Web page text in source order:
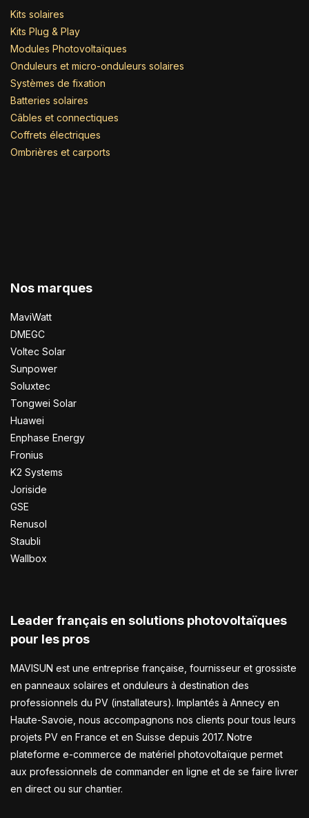
Kits solaires
Kits Plug & Play
Modules Photovoltaïques
Onduleurs et micro-onduleurs solaires
Systèmes de fixation
Batteries solaires
Câbles et connectiques
Coffrets électriques
Ombrières et carports
Nos marques
MaviWatt
DMEGC
Voltec Solar
Sunpower
Soluxtec
Tongwei Solar
Huawei
Enphase Energy
Fronius
K2 Systems
Joriside
GSE
Renusol
Staubli
Wallbox
Leader français en solutions photovoltaïques
pour les pros
MAVISUN est une entreprise française, fournisseur et grossiste
en panneaux solaires et onduleurs à destination des
professionnels du PV (installateurs). Implantés à Annecy en
Haute-Savoie, nous accompagnons nos clients pour tous leurs
projets PV en France et en Suisse depuis 2017. Notre
plateforme e-commerce de matériel photovoltaïque permet
aux professionnels de commander en ligne et de se faire livrer
en direct ou sur chantier.